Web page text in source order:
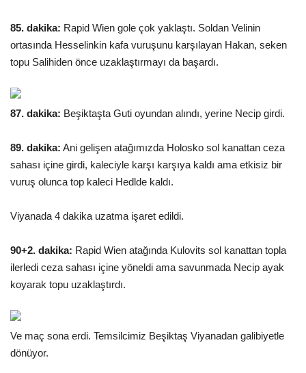
85. dakika: Rapid Wien gole çok yaklaştı. Soldan Velinin
ortasında Hesselinkin kafa vuruşunu karşılayan Hakan, seken
topu Salihiden önce uzaklaştırmayı da başardı.
87. dakika: Beşiktaşta Guti oyundan alındı, yerine Necip girdi.
89. dakika: Ani gelişen atağımızda Holosko sol kanattan ceza
sahası içine girdi, kaleciyle karşı karşıya kaldı ama etkisiz bir
vuruş olunca top kaleci Hedlde kaldı.
Viyanada 4 dakika uzatma işaret edildi.
90+2. dakika: Rapid Wien atağında Kulovits sol kanattan topla
ilerledi ceza sahası içine yöneldi ama savunmada Necip ayak
koyarak topu uzaklaştırdı.
Ve maç sona erdi. Temsilcimiz Beşiktaş Viyanadan galibiyetle
dönüyor.